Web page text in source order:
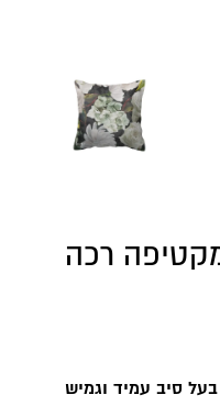
רכה
בעל סיב עמיד וגמיש